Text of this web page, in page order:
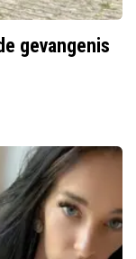
gevangenis